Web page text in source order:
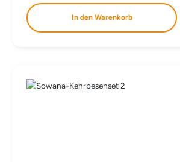
In den Warenkorb